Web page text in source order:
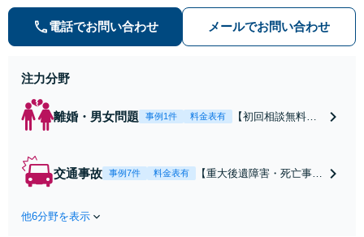
弁護士にご相談頂くことで、今のご
不安が和らぐとともに、問題解決の
ために前に進むことができます。
電話でお問い合わせ メールでお問い合わせ
注力分野
離婚・男女問題 事例1件 料金表有
【初回相談無料】
条件で離婚ができ
交通事故 事例7件 料金表有
【重大後遺障害・死亡事案
他6分野を表示